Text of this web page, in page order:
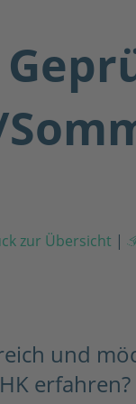
zur Übersicht |
und